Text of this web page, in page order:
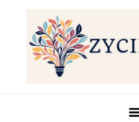
content